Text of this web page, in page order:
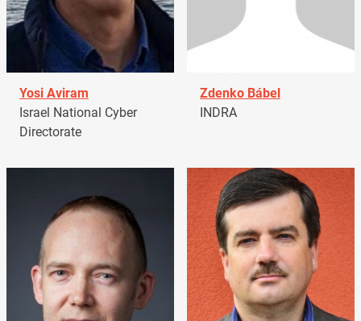
Yosi Aviram
Israel National Cyber
Directorate
Zdenko Bábel
INDRA